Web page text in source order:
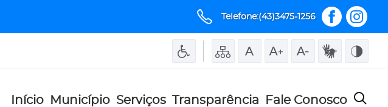
Telefone:(43)3475-1256
Início Município Serviços Transparência Fale Conosco